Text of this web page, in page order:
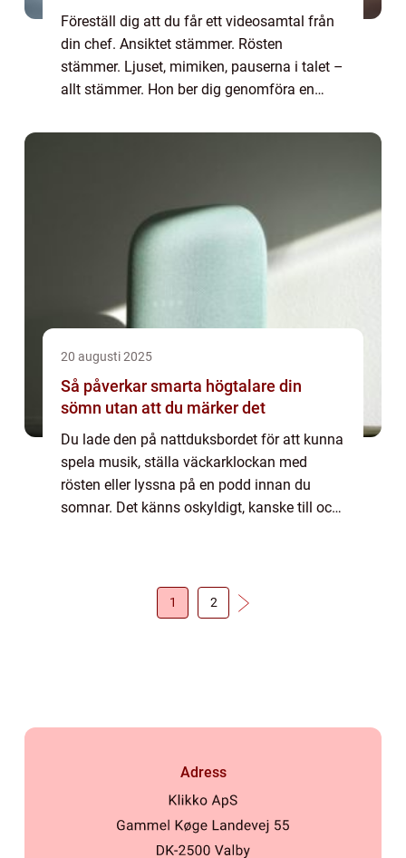
Föreställ dig att du får ett videosamtal från
din chef. Ansiktet stämmer. Rösten
stämmer. Ljuset, mimiken, pauserna i talet –
allt stämmer. Hon ber dig genomföra en
20 augusti 2025
Så påverkar smarta högtalare din
sömn utan att du märker det
Du lade den på nattduksbordet för att kunna
spela musik, ställa väckarklockan med
rösten eller lyssna på en podd innan du
somnar. Det känns oskyldigt, kanske till och
1 2
Adress